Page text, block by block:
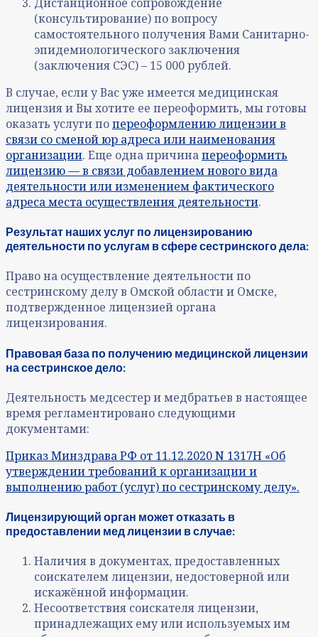
(консультирование) по вопросу
самостоятельного получения Вами Санитарно-
эпидемиологического заключения
(заключения СЭС) – 15 000 рублей.
В случае, если у Вас уже имеется медицинская
лицензия и Вы хотите ее переоформить, мы готовы
оказать услуги попереоформлению лицензии в
связи со сменой юр адреса или наименования
организации. Еще одна причинапереоформить
лицензию — в связи добавлением нового вида
деятельности или изменением фактического
адреса места осуществления деятельности.
Результат наших услуг по лицензированию
деятельности по услугам в сфере сестринского дела:
Право на осуществление деятельности по
сестринскому делу в Омской области и Омске,
подтвержденное лицензией органа
лицензирования.
Правовая база по получению медицинской лицензии
на сестринское дело:
Деятельность медсестер и медбратьев в настоящее
время регламентировано следующими
документами:
Приказ Минздрава РФ от 11.12.2020 N 1317Н «Об
утверждении требований к организации и
выполнению работ (услуг) по сестринскому делу».
Лицензирующий орган может отказать в
предоставлении мед лицензии в случае:
Наличия в документах, предоставленных
соискателем лицензии, недостоверной или
искажённой информации.
Несоответствия соискателя лицензии,
принадлежащих ему или используемых им